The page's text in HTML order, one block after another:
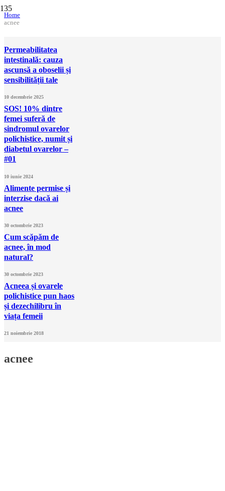
Home
acnee
Permeabilitatea
intestinală: cauza
ascunsă a oboselii și
sensibilității tale
10 decembrie 2025
SOS! 10% dintre
femei suferă de
sindromul ovarelor
polichistice, numit și
diabetul ovarelor –
#01
10 iunie 2024
Alimente permise și
interzise dacă ai
acnee
30 octombrie 2023
Cum scăpăm de
acnee, în mod
natural?
30 octombrie 2023
Acneea și ovarele
polichistice pun haos
și dezechilibru în
viața femeii
21 noiembrie 2018
acnee